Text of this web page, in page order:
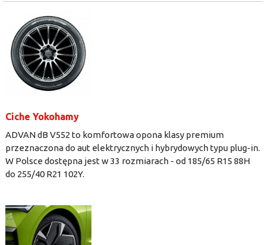
Ciche Yokohamy
ADVAN dB V552 to komfortowa opona klasy premium
przeznaczona do aut elektrycznych i hybrydowych typu plug-in.
W Polsce dostępna jest w 33 rozmiarach - od 185/65 R15 88H
do 255/40 R21 102Y.